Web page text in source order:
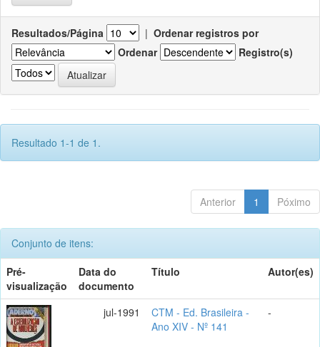
Resultados/Página | Ordenar registros por
Ordenar
Registro(s)
Resultado 1-1 de 1.
Anterior 1 Póximo
Conjunto de itens:
Pré-
visualização
Data do
documento
Título Autor(es)
jul-1991
CTM - Ed. Brasileira -
Ano XIV - Nº 141
-